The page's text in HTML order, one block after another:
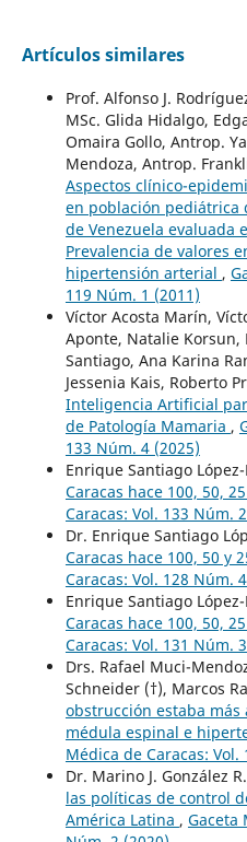
Artículos similares
Prof. Alfonso J.
MSc. Glida Hidalgo,
Omaira Gollo, Antrop.
Mendoza, Antrop.
Aspectos clínico-
en población pediátrica
de Venezuela evaluada
Prevalencia de valores
hipertensión arterial ,
119 Núm. 1 (2011)
Víctor Acosta Marín,
Aponte, Natalie Korsun,
Santiago, Ana Karina
Jessenia Kais, Roberto
Inteligencia Artificial
de Patología Mamaria ,
133 Núm. 4 (2025)
Enrique Santiago López-
Caracas hace 100, 50,
Caracas: Vol. 133 Núm.
Dr. Enrique Santiago
Caracas hace 100, 50 y
Caracas: Vol. 128 Núm.
Enrique Santiago López-
Caracas hace 100, 50,
Caracas: Vol. 131 Núm.
Drs. Rafael Muci-
Schneider (†), Marcos
obstrucción estaba
médula espinal e
Médica de Caracas: Vol.
Dr. Marino J. González
las políticas de control
América Latina , Gaceta